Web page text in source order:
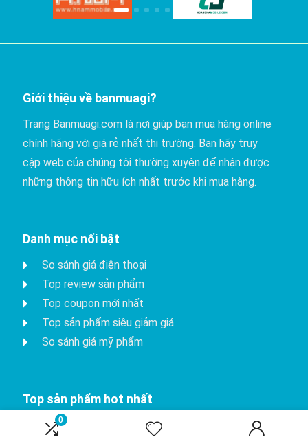
0
nhất?
Giới thiệu về banmuagi?
Trang Banmuagi.com là nơi giúp bạn mua hàng online
chính hãng với giá rẻ nhất thị trường. Bạn hãy truy
cập web của chúng tôi thường xuyên để nhận được
những thông tin hữu ích nhất trước khi mua hàng.
Danh mục nổi bật
So sánh giá điện thoại
Top review sản phẩm
Top coupon mới nhất
Top sản phẩm siêu giảm giá
So sánh giá mỹ phẩm
Top sản phẩm hot nhất
iPhone 15 Pro